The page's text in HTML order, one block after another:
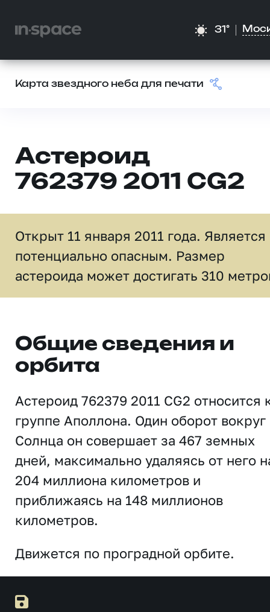
31°
Карта звездного неба для печати
Астероид
762379 2011 CG2
Открыт 11 января 2011 года. Является
потенциально опасным. Размер
астероида может достигать 310
Общие сведения и
орбита
Астероид 762379 2011 CG2 относится
группе Аполлона. Один оборот вокруг
Солнца он совершает за 467 земных
дней, максимально удаляясь от него
204 миллиона километров и
приближаясь на 148 миллионов
километров.
Движется по проградной орбите.